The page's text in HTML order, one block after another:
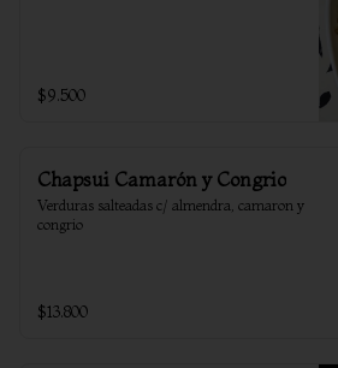
$9.500
Chapsui Camarón y Congrio
Verduras salteadas c/ almendra, camaron y
congrio
$13.800